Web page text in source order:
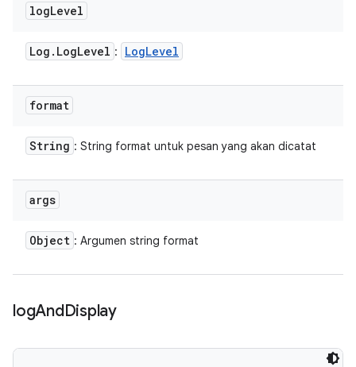
logLevel
Log . LogLevel : LogLevel
format
String : String format untuk pesan yang akan dicatat
args
Object : Argumen string format
logAndDisplay